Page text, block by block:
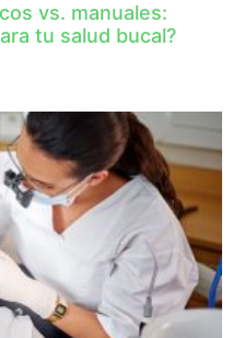
vs. manuales:
tu salud bucal?